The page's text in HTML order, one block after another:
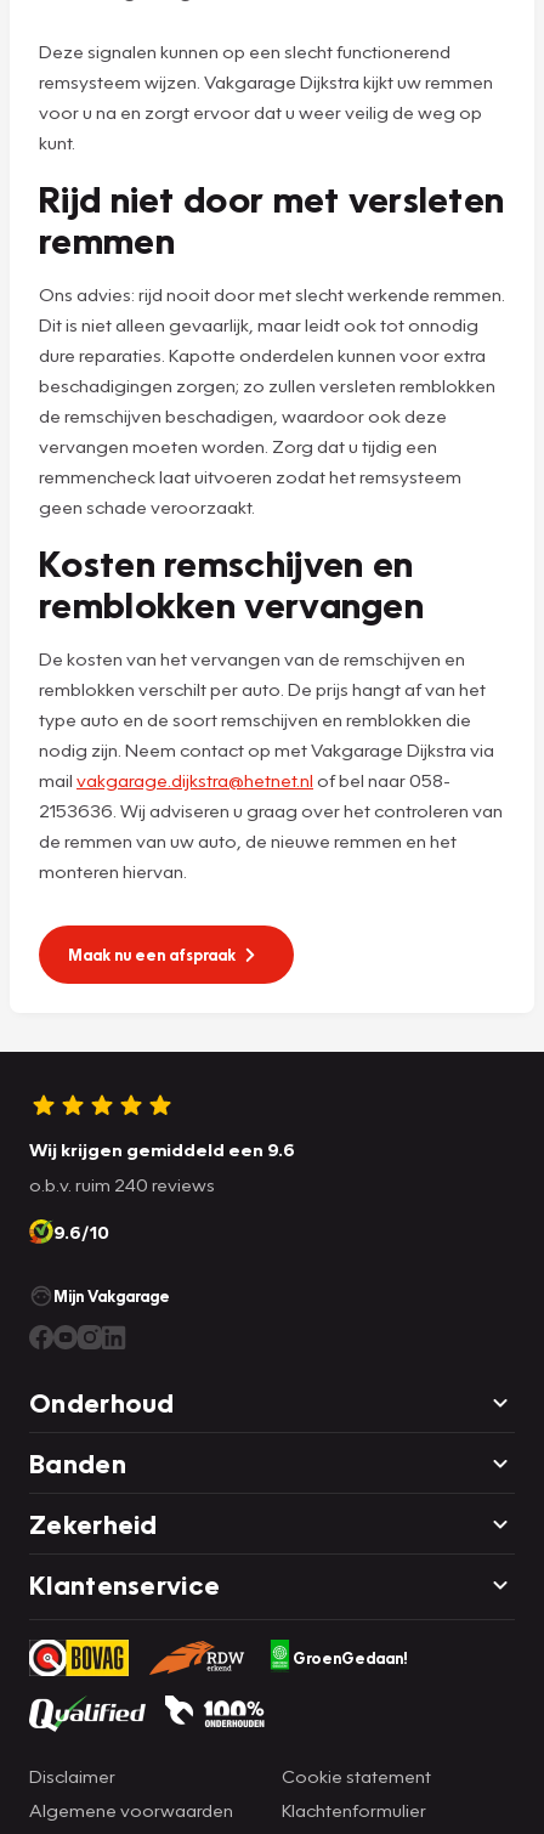
Deze signalen kunnen op een slecht functionerend
remsysteem wijzen. Vakgarage Dijkstra kijkt uw remmen
voor u na en zorgt ervoor dat u weer veilig de weg op
kunt.
Rijd niet door met versleten
remmen
Ons advies: rijd nooit door met slecht werkende remmen.
Dit is niet alleen gevaarlijk, maar leidt ook tot onnodig
dure reparaties. Kapotte onderdelen kunnen voor extra
beschadigingen zorgen; zo zullen versleten remblokken
de remschijven beschadigen, waardoor ook deze
vervangen moeten worden. Zorg dat u tijdig een
remmencheck laat uitvoeren zodat het remsysteem
geen schade veroorzaakt.
Kosten remschijven en
remblokken vervangen
De kosten van het vervangen van de remschijven en
remblokken verschilt per auto. De prijs hangt af van het
type auto en de soort remschijven en remblokken die
nodig zijn. Neem contact op met Vakgarage Dijkstra via
mail vakgarage.dijkstra@hetnet.nl of bel naar 058-
2153636. Wij adviseren u graag over het controleren van
de remmen van uw auto, de nieuwe remmen en het
monteren hiervan.
Maak nu een afspraak
Wij krijgen gemiddeld een 9.6
o.b.v. ruim 240 reviews
9.6/10
Mijn Vakgarage
Onderhoud
Banden
Zekerheid
Klantenservice
GroenGedaan!
Disclaimer
Algemene voorwaarden
Cookie statement
Klachtenformulier